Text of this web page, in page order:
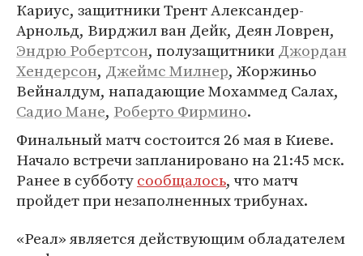
Кариус, защитники Трент Александер-
Арнольд, Вирджил ван Дейк, Деян Ловрен,
Эндрю Робертсон, полузащитникиДжордан
Хендерсон, Джеймс Милнер, Жоржиньо
Вейналдум, нападающие Мохаммед Салах,
Садио Мане, Роберто Фирмино.
Финальный матч состоится 26 мая в Киеве.
Начало встречи запланировано на 21:45 мск.
Ранее в субботусообщалось, что матч
пройдет при незаполненных трибунах.
«Реал» является действующим обладателем